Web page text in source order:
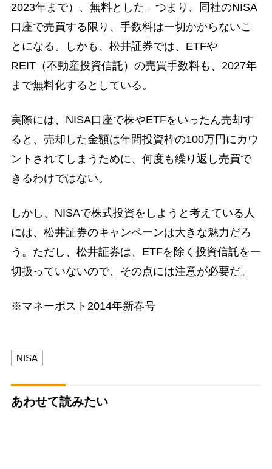
2023年まで）、無料とした。つまり、同社のNISA
口座で売買する限り、手数料は一切かからないこ
とになる。しかも、松井証券では、ETFや
REIT（不動産投資信託）の売買手数料も、2027年
まで無料化するとしている。
実際には、NISA口座で株やETFをいったん売却す
ると、売却した金額は年間投資枠の100万円にカウ
ントされてしまうために、何度も繰り返し売買で
きるわけではない。
しかし、NISAで株式投資をしようと考えている人
には、松井証券のキャンペーンは大きな魅力だろ
う。ただし、松井証券は、ETFを除く投資信託を一
切扱っていないので、その点には注意が必要だ。
※マネーポスト2014年新春号
NISA
あわせて読みたい